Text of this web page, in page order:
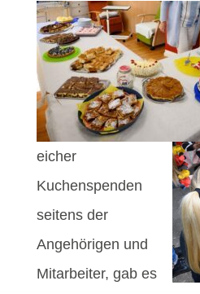
eicher
Kuchenspenden
seitens der
Angehörigen und
Mitarbeiter, gab es